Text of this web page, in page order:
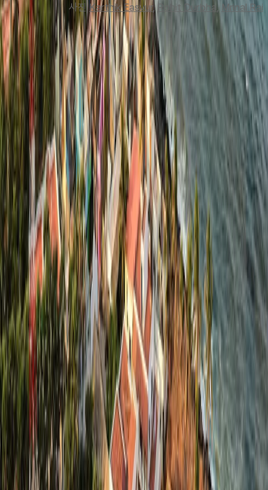
사진 Karthik Easvur, Rohit Durbha , Mrinal Rai
맨 위로
여행지
유럽
아시아
아프리카
중남미
북미
오세아니아
극지
99 different holidays
스타일
하이킹 & 트레킹
레일
애니멀
클래식
익스페디션
신발끈 정보
신발끈스토리
99 different holidays
슈캐스트
세계여행정보
여행공식
체력지수와 서비스레벨
가이드 운영 안내
여행지
스타일
신발끈 정보